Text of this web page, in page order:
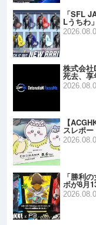
「SFL
Lうちわ
株式会
死去、享
【
スレポ
「勝利
ボが8月